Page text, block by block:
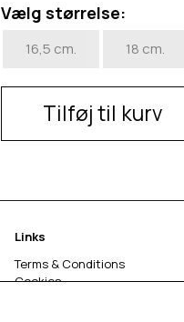
Vælg størrelse:
16,5 cm. 18 cm.
Tilføj til kurv
Links
Terms & Conditions
Cookies